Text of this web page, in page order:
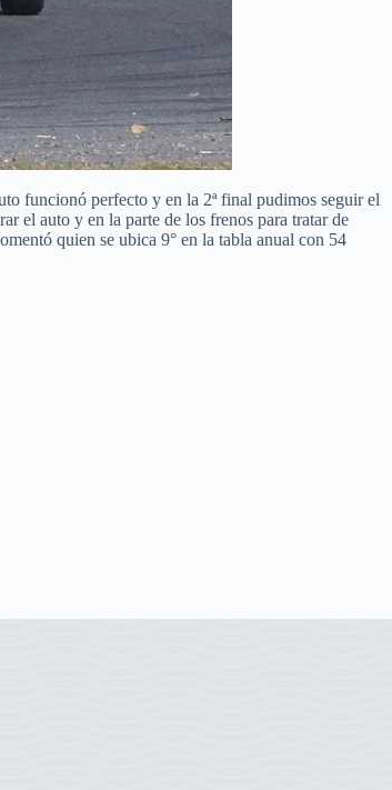
funcionó perfecto y en la 2ª final pudimos seguir el
el auto y en la parte de los frenos para tratar de
quien se ubica 9° en la tabla anual con 54